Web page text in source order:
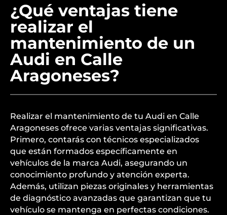
¿Qué ventajas tiene
realizar el
mantenimiento de un
Audi en Calle
Aragoneses?
Realizar el mantenimiento de tu Audi en Calle
Aragoneses ofrece varias ventajas significativas.
Primero, contarás con técnicos especializados
que están formados específicamente en
vehículos de la marca Audi, asegurando un
conocimiento profundo y atención experta.
Además, utilizan piezas originales y herramientas
de diagnóstico avanzadas que garantizan que tu
vehículo se mantenga en perfectas condiciones.